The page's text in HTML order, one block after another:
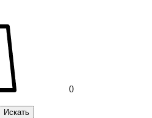
0
Искать